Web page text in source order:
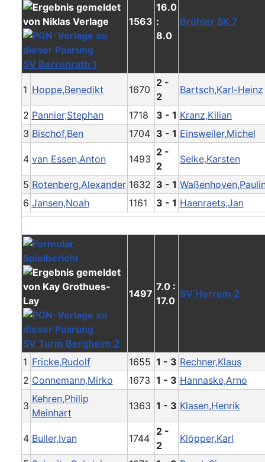
SV Berrenrath 1
1563
16.0
:
8.0
Brühler SK 7
1 Hoppe,Benedikt 1670
2 -
2
Bartsch,Karl-Heinz
2 Pannier,Stephan 1718 3 - 1 Kranz,Kilian
3 Bischof,Ben 1704 3 - 1 Einsweiler,Michel
4 van Essen,Anton 1493
2 -
2
Selke,Karsten
5 Rotenberg,Alexander 1632 3 - 1
6 Jansen,Noah 1161 3 - 1 Haenraets,Jan
SV Turm Bergheim 2
1497
7.0 :
17.0
SV Horrem 2
1 Fricke,Rudolf 1655 1 - 3 Rechner,Klaus
2 Connemann,Mirko 1673 1 - 3 Hannaske,Arno
3
Kehren,Philip
Meinhart
1363 1 - 3 Klasen,Henrik
4 Buller,Ivan 1744
2 -
2
Klöpper,Karl